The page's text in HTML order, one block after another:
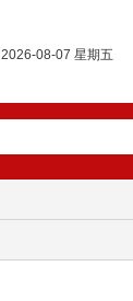
2026-08-07 星期五